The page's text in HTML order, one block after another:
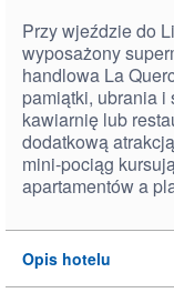
Przy wjeździe do
wyposażony
handlowa La
pamiątki, ubrania
kawiarnię lub
dodatkową
mini-pociąg
apartamentów a
Opis hotelu